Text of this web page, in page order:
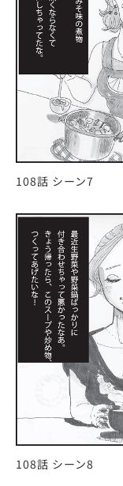
108話 シーン7
108話 シーン8